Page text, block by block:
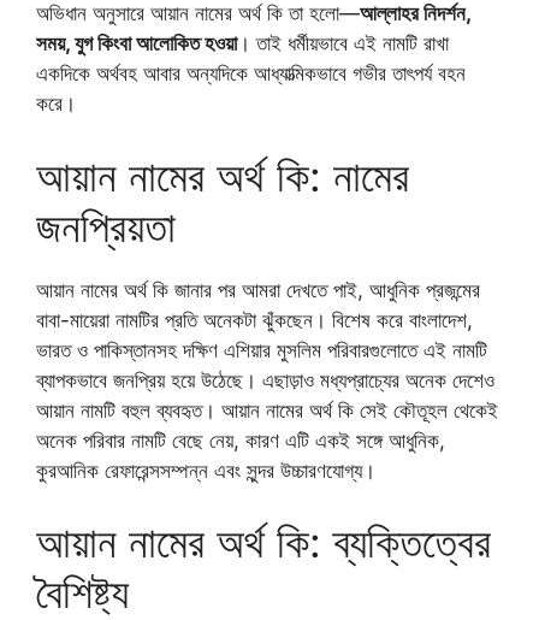
অভিধান অনুসারে আয়ান নামের অর্থ কি তা হলো—আল্লাহর নিদর্শন,
সময়, যুগ কিংবা আলোকিত হওয়া। তাই ধর্মীয়ভাবে এই নামটি রাখা
একদিকে অর্থবহ আবার অন্যদিকে আধ্যাত্মিকভাবে গভীর তাৎপর্য বহন
করে।
আয়ান নামের অর্থ কি: নামের
জনপ্রিয়তা
আয়ান নামের অর্থ কি জানার পর আমরা দেখতে পাই, আধুনিক প্রজন্মের
বাবা-মায়েরা নামটির প্রতি অনেকটা ঝুঁকছেন। বিশেষ করে বাংলাদেশ,
ভারত ও পাকিস্তানসহ দক্ষিণ এশিয়ার মুসলিম পরিবারগুলোতে এই নামটি
ব্যাপকভাবে জনপ্রিয় হয়ে উঠেছে। এছাড়াও মধ্যপ্রাচ্যের অনেক দেশেও
আয়ান নামটি বহুল ব্যবহৃত। আয়ান নামের অর্থ কি সেই কৌতূহল থেকেই
অনেক পরিবার নামটি বেছে নেয়, কারণ এটি একই সঙ্গে আধুনিক,
কুরআনিক রেফারেন্সসম্পন্ন এবং সুন্দর উচ্চারণযোগ্য।
আয়ান নামের অর্থ কি: ব্যক্তিত্বের
বৈশিষ্ট্য